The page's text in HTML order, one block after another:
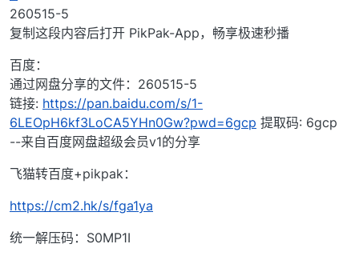
260515-5
复制这段内容后打开 PikPak-App，畅享极速秒播
百度：
通过网盘分享的文件：260515-5
链接: https://pan.baidu.com/s/1-
6LEOpH6kf3LoCA5YHn0Gw?pwd=6gcp 提取码: 6gcp
--来自百度网盘超级会员v1的分享
飞猫转百度+pikpak：
https://cm2.hk/s/fga1ya
统一解压码：S0MP1I